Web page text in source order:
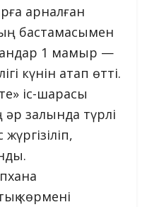
арналған
бастамасымен
1 мамыр —
күнін атап өтті.
іс-шарасы
залында түрлі
көрмені